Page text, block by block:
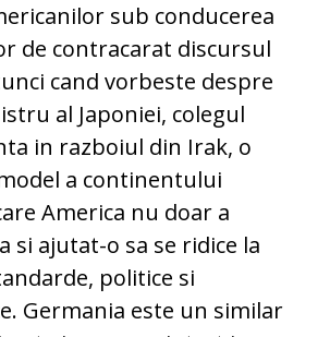
sub conducerea
de contracarat discursul
cand vorbeste despre
al Japoniei, colegul
in razboiul din Irak, o
a continentului
America nu doar a
si ajutat-o sa se ridice la
politice si
Germania este un similar